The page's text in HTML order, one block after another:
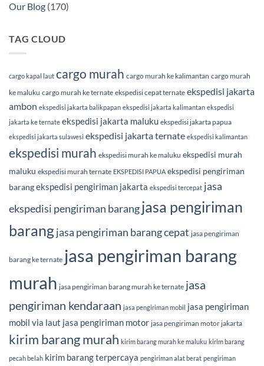
Our Blog (170)
TAG CLOUD
cargo kapal laut cargo murah cargo murah ke kalimantan cargo murah
ke maluku cargo murah ke ternate ekspedisi cepat ternate ekspedisi jakarta
ambon ekspedisi jakarta balikpapan ekspedisi jakarta kalimantan ekspedisi
jakarta ke ternate ekspedisi jakarta maluku ekspedisi jakarta papua
ekspedisi jakarta sulawesi ekspedisi jakarta ternate ekspedisi kalimantan
ekspedisi murah ekspedisi murah ke maluku ekspedisi murah
maluku ekspedisi murah ternate EKSPEDISI PAPUA ekspedisi pengiriman
barangekspedisi pengiriman jakarta ekspedisi tercepat jasa
ekspedisi pengiriman barangjasa pengiriman
barangjasa pengiriman barang cepat jasa pengiriman
barang ke ternate jasa pengiriman barang
murah jasa pengiriman barang murah ke ternate jasa
pengiriman kendaraan jasa pengiriman mobil jasa pengiriman
mobil via laut jasa pengiriman motor jasa pengiriman motor jakarta
kirim barang murah kirim barang murah ke maluku kirim barang
pecah belah kirim barang terpercaya pengiriman alat berat pengiriman